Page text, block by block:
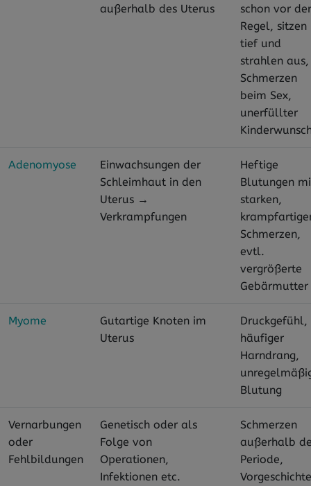
außerhalb des Uterus
schon vor der
Regel, sitzen
tief und
strahlen aus,
Schmerzen
beim Sex,
unerfüllter
Adenomyose
Einwachsungen der
Schleimhaut in den
Uterus →
Verkrampfungen
Heftige
Blutungen
starken,
Schmerzen,
evtl.
vergrößerte
Gebärmutter
Myome
Gutartige Knoten im
Uterus
Druckgefühl,
häufiger
Harndrang,
Blutung
Vernarbungen
oder
Fehlbildungen
Genetisch oder als
Folge von
Operationen,
Infektionen etc.
Schmerzen
außerhalb
Periode,